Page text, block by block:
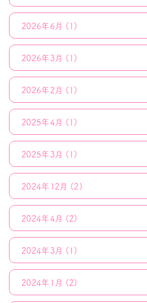
2026年6月 (1)
2026年3月 (1)
2026年2月 (1)
2025年4月 (1)
2025年3月 (1)
2024年12月 (2)
2024年4月 (2)
2024年3月 (1)
2024年1月 (2)